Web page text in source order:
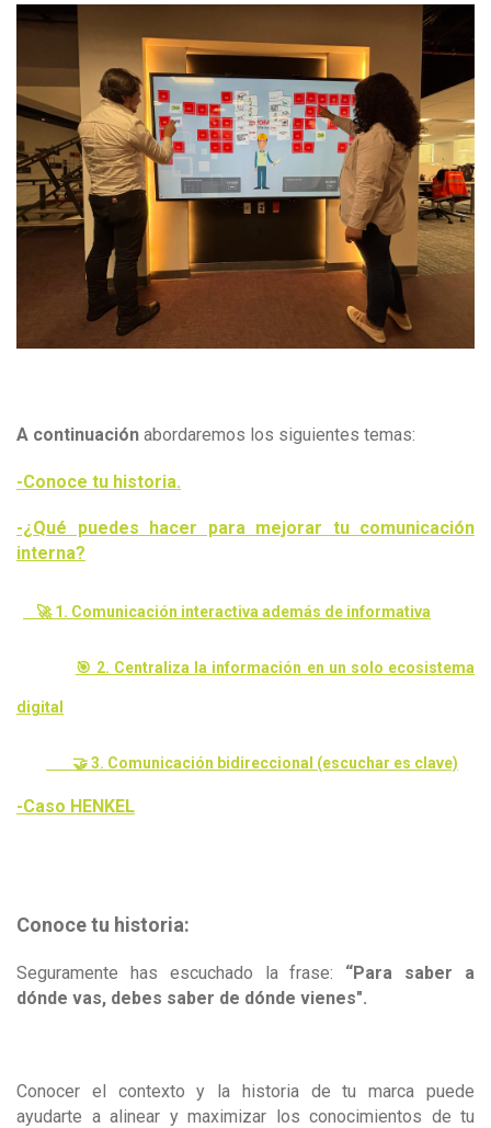
A continuación abordaremos los siguientes temas:
-Conoce tu historia.
-¿Qué puedes hacer para mejorar tu comunicación
interna?
🚀 1. Comunicación interactiva además de informativa
🎯 2. Centraliza la información en un solo ecosistema
digital
🤝 3. Comunicación bidireccional (escuchar es clave)
-Caso HENKEL
Conoce tu historia:
Seguramente has escuchado la frase: “Para saber a
dónde vas, debes saber de dónde vienes".
Conocer el contexto y la historia de tu marca puede
ayudarte a alinear y maximizar los conocimientos de tu